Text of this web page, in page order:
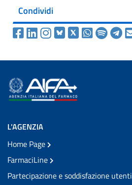
Condividi
L'AGENZIA
Home Page
FarmaciLine
Partecipazione e soddisfazione utenti